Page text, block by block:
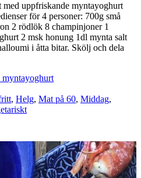
uppfriskande myntayoghurt
för 4 personer: 700g små
2 rödlök 8 champinjoner 1
2 msk honung 1dl mynta salt
i åtta bitar. Skölj och dela
, Helg, Mat på 60, Middag,